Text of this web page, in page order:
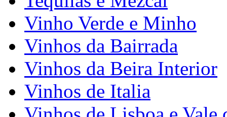
Vinho Verde e Minho
Vinhos da Bairrada
Vinhos da Beira Interior
Vinhos de Italia